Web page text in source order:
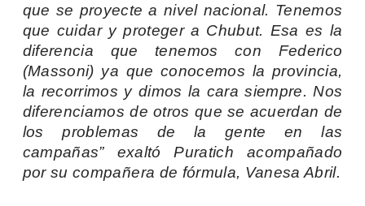
que se proyecte a nivel nacional. Tenemos
que cuidar y proteger a Chubut. Esa es la
diferencia que tenemos con Federico
(Massoni) ya que conocemos la provincia,
la recorrimos y dimos la cara siempre. Nos
diferenciamos de otros que se acuerdan de
los problemas de la gente en las
campañas” exaltó Puratich acompañado
por su compañera de fórmula, Vanesa Abril.